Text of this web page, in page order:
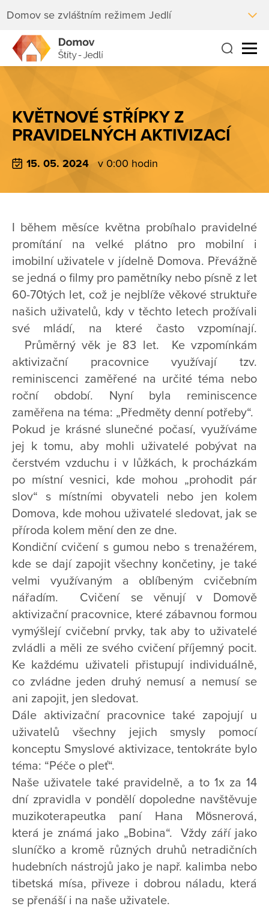
Domov se zvláštním režimem Jedlí
KVĚTNOVÉ STŘÍPKY Z
PRAVIDELNÝCH AKTIVIZACÍ
15. 05. 2024 v 0:00 hodin
I během měsíce května probíhalo pravidelné
promítání na velké plátno pro mobilní i
imobilní uživatele v jídelně Domova. Převážně
se jedná o filmy pro pamětníky nebo písně z let
60-70tých let, což je nejblíže věkové struktuře
našich uživatelů, kdy v těchto letech prožívali
své mládí, na které často vzpomínají.
Průměrný věk je 83 let. Ke vzpomínkám
aktivizační pracovnice využívají tzv.
reminiscenci zaměřené na určité téma nebo
roční období. Nyní byla reminiscence
zaměřena na téma: „Předměty denní potřeby“.
Pokud je krásné slunečné počasí, využíváme
jej k tomu, aby mohli uživatelé pobývat na
čerstvém vzduchu i v lůžkách, k procházkám
po místní vesnici, kde mohou „prohodit pár
slov“ s místními obyvateli nebo jen kolem
Domova, kde mohou uživatelé sledovat, jak se
příroda kolem mění den ze dne.
Kondiční cvičení s gumou nebo s trenažérem,
kde se dají zapojit všechny končetiny, je také
velmi využívaným a oblíbeným cvičebním
nářadím. Cvičení se věnují v Domově
aktivizační pracovnice, které zábavnou formou
vymýšlejí cvičební prvky, tak aby to uživatelé
zvládli a měli ze svého cvičení příjemný pocit.
Ke každému uživateli přistupují individuálně,
co zvládne jeden druhý nemusí a nemusí se
ani zapojit, jen sledovat.
Dále aktivizační pracovnice také zapojují u
uživatelů všechny jejich smysly pomocí
konceptu Smyslové aktivizace, tentokráte bylo
téma: “Péče o pleť“.
Naše uživatele také pravidelně, a to 1x za 14
dní zpravidla v pondělí dopoledne navštěvuje
muzikoterapeutka paní Hana Mösnerová,
která je známá jako „Bobina“. Vždy září jako
sluníčko a kromě různých druhů netradičních
hudebních nástrojů jako je např. kalimba nebo
tibetská mísa, přiveze i dobrou náladu, která
se přenáší i na naše uživatele.